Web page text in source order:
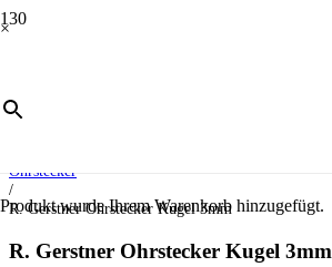
×
Produktwurde Ihrem Warenkorb hinzugefügt.
/
Ohrstecker
/
R. Gerstner Ohrstecker Kugel 3mm
R. Gerstner Ohrstecker Kugel 3mm